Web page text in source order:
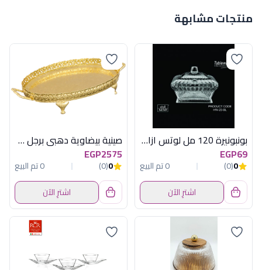
منتجات مشابهة
بونبونيرة 120 مل لوتس ازاد اكريلك سعودى
EGP69
0
(0)
0 تم البيع
اشترِ الآن
صينية بيضاوية دهبى برجل كوين ان
EGP2575
0
(0)
0 تم البيع
اشترِ الآن